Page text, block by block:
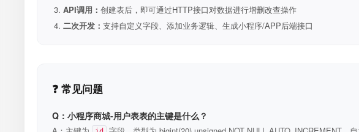
API调用： 创建表后，即可通过HTTP接口对数据进行增删改查操作
二次开发： 支持自定义字段、添加业务逻辑、生成小程序/APP后端接口
❓ 常见问题
Q：小程序商城-用户表表的主键是什么？